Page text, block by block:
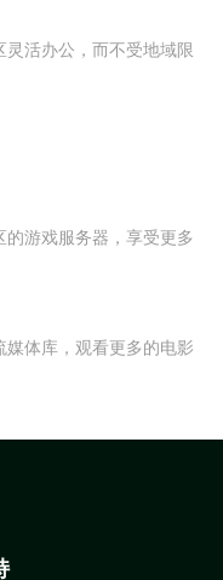
活办公，而不受地域限
游戏服务器，享受更多
体库，观看更多的电影